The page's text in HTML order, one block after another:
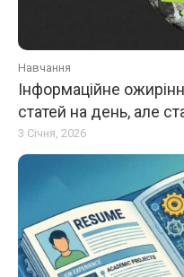
Навчання
Інформаційне
статей на день, але
3 Січня, 2026